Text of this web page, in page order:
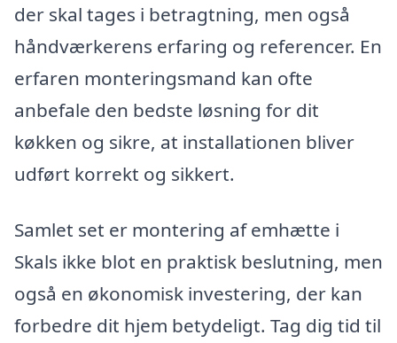
der skal tages i betragtning, men også
håndværkerens erfaring og referencer. En
erfaren monteringsmand kan ofte
anbefale den bedste løsning for dit
køkken og sikre, at installationen bliver
udført korrekt og sikkert.
Samlet set er montering af emhætte i
Skals ikke blot en praktisk beslutning, men
også en økonomisk investering, der kan
forbedre dit hjem betydeligt. Tag dig tid til